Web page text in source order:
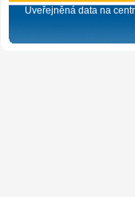
Uveřejněná data na